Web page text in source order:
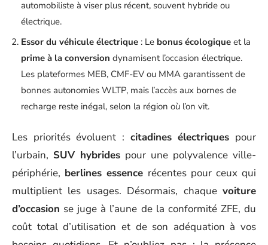
automobiliste à viser plus récent, souvent hybride ou
électrique.
Essor du véhicule électrique : Le bonus écologique et la
prime à la conversion dynamisent l’occasion électrique.
Les plateformes MEB, CMF-EV ou MMA garantissent de
bonnes autonomies WLTP, mais l’accès aux bornes de
recharge reste inégal, selon la région où l’on vit.
Les priorités évoluent : citadines électriques pour
l’urbain, SUV hybrides pour une polyvalence ville-
périphérie, berlines essence récentes pour ceux qui
multiplient les usages. Désormais, chaque voiture
d’occasion se juge à l’aune de la conformité ZFE, du
coût total d’utilisation et de son adéquation à vos